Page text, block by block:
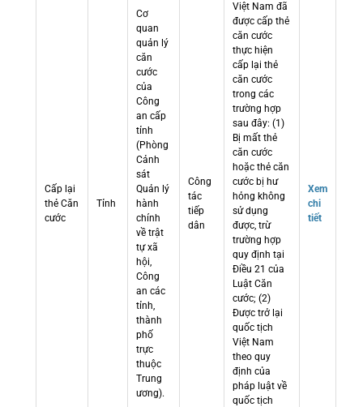
Cấp lại
thẻ Căn
cước
Tỉnh
Cơ
quan
quản lý
căn
cước
của
Công
an cấp
tỉnh
(Phòng
Cảnh
sát
Quản lý
hành
chính
về trật
tự xã
hội,
Công
an các
tỉnh,
thành
phố
trực
thuộc
Trung
ương).
Công
tác
tiếp
dân
Việt Nam đã
được cấp thẻ
căn cước
thực hiện
cấp lại thẻ
căn cước
trong các
trường hợp
sau đây: (1)
Bị mất thẻ
căn cước
hoặc thẻ căn
cước bị hư
hỏng không
sử dụng
được, trừ
trường hợp
quy định tại
Điều 21 của
Luật Căn
cước; (2)
Được trở lại
quốc tịch
Việt Nam
theo quy
định của
pháp luật về
quốc tịch
Xem
chi
tiết